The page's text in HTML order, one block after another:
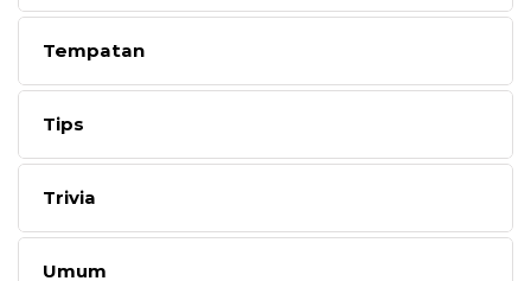
Tempatan
Tips
Trivia
Umum